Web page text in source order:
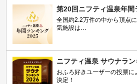
第20回ニフティ温泉年
全国約2.2万件の中から頂点
気施設は…
ニフティ温泉 サウナラ
おふろ好きユーザーの投票
決定！